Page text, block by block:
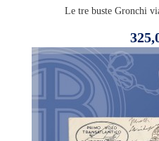
Le tre buste Gronchi